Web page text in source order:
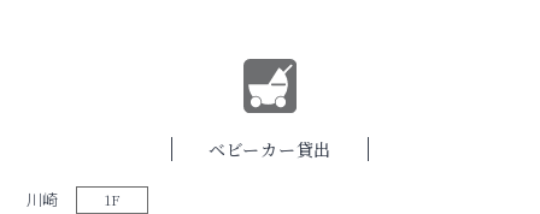
ベビーカー貸出
川崎 1F